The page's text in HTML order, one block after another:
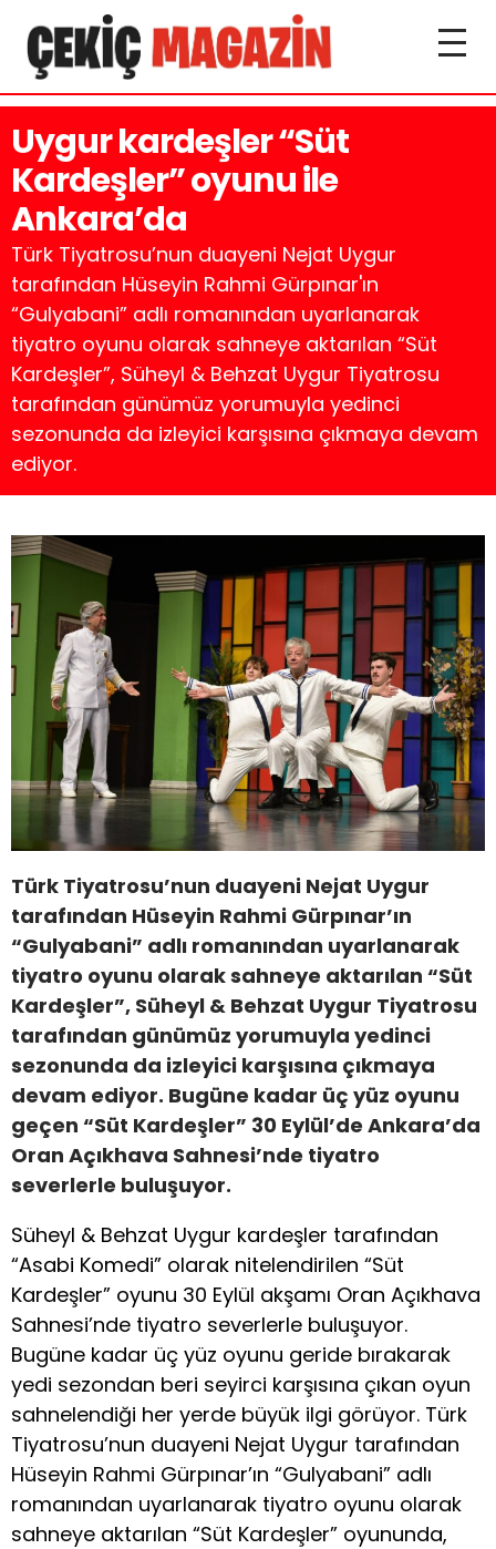
Uygur kardeşler “Süt
Kardeşler” oyunu ile
Ankara’da
Türk Tiyatrosu’nun duayeni Nejat Uygur
tarafından Hüseyin Rahmi Gürpınar'ın
“Gulyabani” adlı romanından uyarlanarak
tiyatro oyunu olarak sahneye aktarılan “Süt
Kardeşler”, Süheyl & Behzat Uygur Tiyatrosu
tarafından günümüz yorumuyla yedinci
sezonunda da izleyici karşısına çıkmaya devam
ediyor.
Türk Tiyatrosu’nun duayeni Nejat Uygur
tarafından Hüseyin Rahmi Gürpınar’ın
“Gulyabani” adlı romanından uyarlanarak
tiyatro oyunu olarak sahneye aktarılan “Süt
Kardeşler”, Süheyl & Behzat Uygur Tiyatrosu
tarafından günümüz yorumuyla yedinci
sezonunda da izleyici karşısına çıkmaya
devam ediyor. Bugüne kadar üç yüz oyunu
geçen “Süt Kardeşler” 30 Eylül’de Ankara’da
Oran Açıkhava Sahnesi’nde tiyatro
severlerle buluşuyor.
Süheyl & Behzat Uygur kardeşler tarafından
“Asabi Komedi” olarak nitelendirilen “Süt
Kardeşler” oyunu 30 Eylül akşamı Oran Açıkhava
Sahnesi’nde tiyatro severlerle buluşuyor.
Bugüne kadar üç yüz oyunu geride bırakarak
yedi sezondan beri seyirci karşısına çıkan oyun
sahnelendiği her yerde büyük ilgi görüyor. Türk
Tiyatrosu’nun duayeni Nejat Uygur tarafından
Hüseyin Rahmi Gürpınar’ın “Gulyabani” adlı
romanından uyarlanarak tiyatro oyunu olarak
sahneye aktarılan “Süt Kardeşler” oyununda,